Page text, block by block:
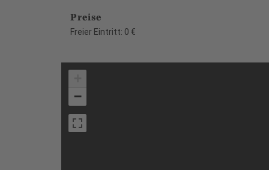
Preise
Freier Eintritt: 0 €
−